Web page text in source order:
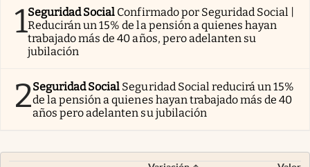
1Seguridad Social Confirmado por Seguridad Social |
Reducirán un 15% de la pensión a quienes hayan
trabajado más de 40 años, pero adelanten su
jubilación
2Seguridad Social Seguridad Social reducirá un 15%
de la pensión a quienes hayan trabajado más de 40
años pero adelanten su jubilación